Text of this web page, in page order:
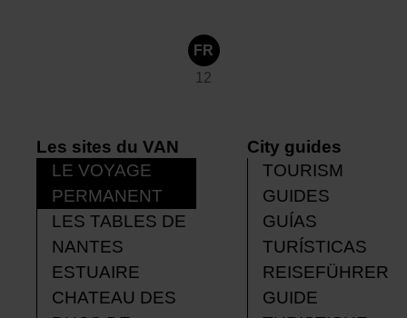
FR
12
Les sites du VAN
LE VOYAGE
PERMANENT
LES TABLES DE
NANTES
ESTUAIRE
CHATEAU DES
City guides
TOURISM
GUIDES
GUÍAS
TURÍSTICAS
REISEFÜHRER
GUIDE